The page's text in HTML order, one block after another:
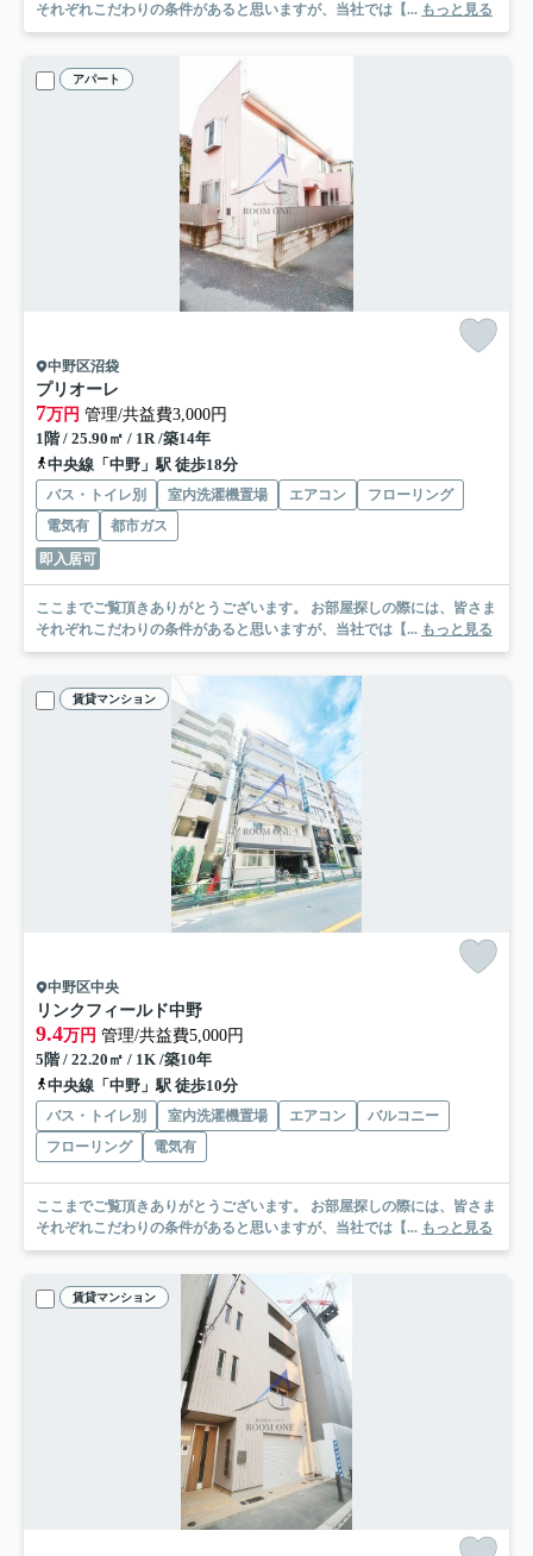
それぞれこだわりの条件があると思いますが、当社では【... もっと見る
アパート
中野区沼袋
プリオーレ
7万円 管理/共益費3,000円
1階 / 25.90㎡ / 1R /築14年
中央線「中野」駅 徒歩18分
バス・トイレ別 室内洗濯機置場 エアコン
フローリング
電気有
都市ガス
即入居可
ここまでご覧頂きありがとうございます。 お部屋探しの際には、皆さま
それぞれこだわりの条件があると思いますが、当社では【... もっと見る
賃貸マンション
中野区中央
リンクフィールド中野
9.4万円 管理/共益費5,000円
5階 / 22.20㎡ / 1K /築10年
中央線「中野」駅 徒歩10分
バス・トイレ別 室内洗濯機置場 エアコン
バルコニー
フローリング
電気有
ここまでご覧頂きありがとうございます。 お部屋探しの際には、皆さま
それぞれこだわりの条件があると思いますが、当社では【... もっと見る
賃貸マンション